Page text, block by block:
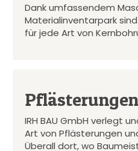
Dank umfassendem
Materialinventarpark
für jede Art von
Pflästerungen
IRH BAU GmbH verlegt
Art von Pflästerungen
Überall dort, wo